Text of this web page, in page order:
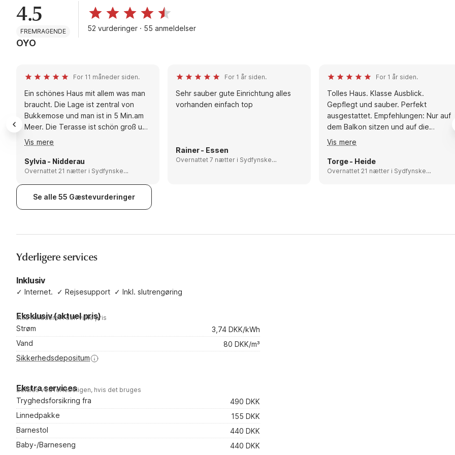
4.5
FREMRAGENDE 52 vurderinger · 55 anmeldelser
OYO
For 11 måneder siden.
Ein schönes Haus mit allem was man
braucht. Die Lage ist zentral von
Bukkemose und man ist in 5 Min.am
Meer. Die Terasse ist schön groß und
das Rasenngrundstück lädt zum
spielenmit Kindern oder Hund ein.
Empfehlungen: Die Insel erkunden.
Der Süden ist sehr schön und der
Ristinger Sandstrand super zum
Baden.
Vis mere
Sylvia - Nidderau
Overnattet 21 nætter i Sydfynske
For 1 år siden.
Sehr sauber gute Einrichtung alles
vorhanden einfach top
Rainer - Essen
Overnattet 7 nætter i Sydfynske
For 1 år siden.
Tolles Haus. Klasse Ausblick.
Gepflegt und sauber. Perfekt
ausgestattet. Empfehlungen: Nur auf
dem Balkon sitzen und auf die
Ostsee gucken.
Vis mere
Torge - Heide
Overnattet 21 nætter i Sydfynske
Se alle 55 Gæstevurderinger
Yderligere services
Inklusiv
✓ Internet. ✓ Rejsesupport ✓ Inkl. slutrengøring
Eksklusiv (aktuel pris)
Ikke inkluderet i den viste pris
Strøm
3,74 DKK/kWh
Vand
80 DKK/m³
Sikkerhedsdepositum
Ekstra services
Betales ved ferieboligen, hvis det bruges
Tryghedsforsikring fra
490 DKK
Linnedpakke
155 DKK
Barnestol
440 DKK
Baby-/Barneseng
440 DKK